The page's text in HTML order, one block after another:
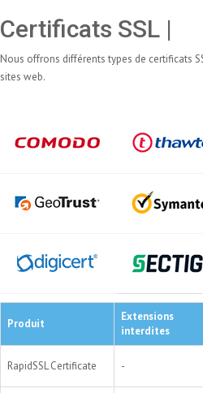
Certificats SSL |
Nous offrons différents types de certificats
sites web.
Produit
Extensions
interdites
RapidSSL Certificate -